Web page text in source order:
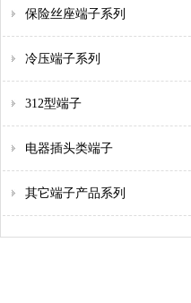
保险丝座端子系列
冷压端子系列
312型端子
电器插头类端子
其它端子产品系列